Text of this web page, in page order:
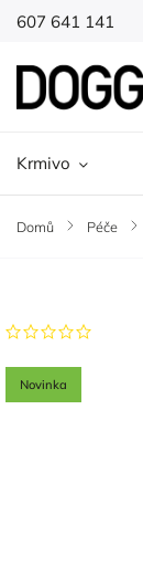
607 641 141
Krmivo
Domů / Péče /
Novinka